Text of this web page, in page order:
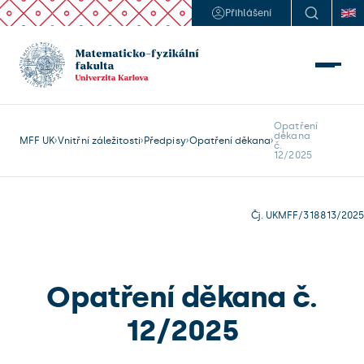
Přihlášení
MFF UK Vnitřní záležitosti Předpisy Opatření děkana
Opatření
děkana
č.
12/2025
Čj. UKMFF/318813/2025
Opatření děkana č.
12/2025